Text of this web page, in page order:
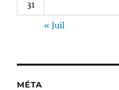
31
« Juil
MÉTA